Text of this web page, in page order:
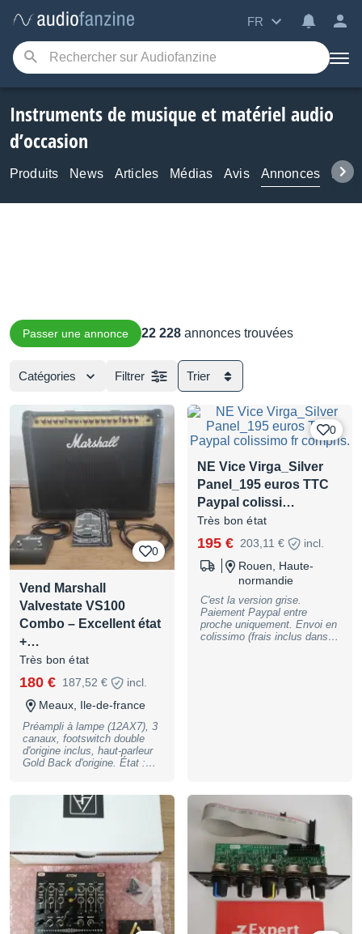
FR
Instruments de musique et matériel audio
d’occasion
Produits News Articles Médias Avis Annonces
Passer une annonce 22 228 annonces trouvées
Catégories Filtrer Trier
0
Vend Marshall
Valvestate VS100
Combo – Excellent état
+…
Très bon état
180 € 187,52 €
incl.
Meaux, Ile-de-france
Préampli à lampe (12AX7), 3
canaux, footswitch double
d'origine inclus, haut-parleur
Gold Back d'origine. ​État :
0
NE Vice Virga_Silver
Panel_195 euros TTC
Paypal colissi…
Très bon état
195 € 203,11 €
incl.
Rouen, Haute-
normandie
C'est la version grise.
Paiement Paypal entre
proche uniquement. Envoi en
colissimo (frais inclus dans le